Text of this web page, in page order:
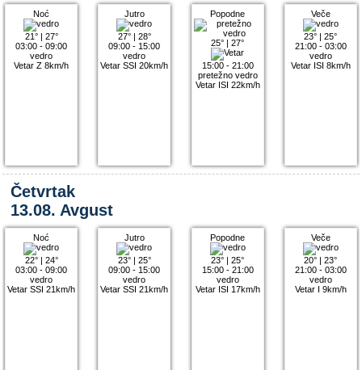
Noć
21°| 27°
03:00 - 09:00
vedro
Vetar Z 8km/h
Jutro
27°| 28°
09:00 - 15:00
vedro
Vetar SSI 20km/h
Popodne
25° |27°
15:00 - 21:00
pretežno vedro
Vetar ISI 22km/h
Veče
23° |25°
21:00 - 03:00
vedro
Vetar ISI 8km/h
Četvrtak
13.08. Avgust
Noć
22°| 24°
03:00 - 09:00
vedro
Vetar SSI 21km/h
Jutro
23°| 25°
09:00 - 15:00
vedro
Vetar SSI 21km/h
Popodne
23° |25°
15:00 - 21:00
vedro
Vetar ISI 17km/h
Veče
20° |23°
21:00 - 03:00
vedro
Vetar I 9km/h